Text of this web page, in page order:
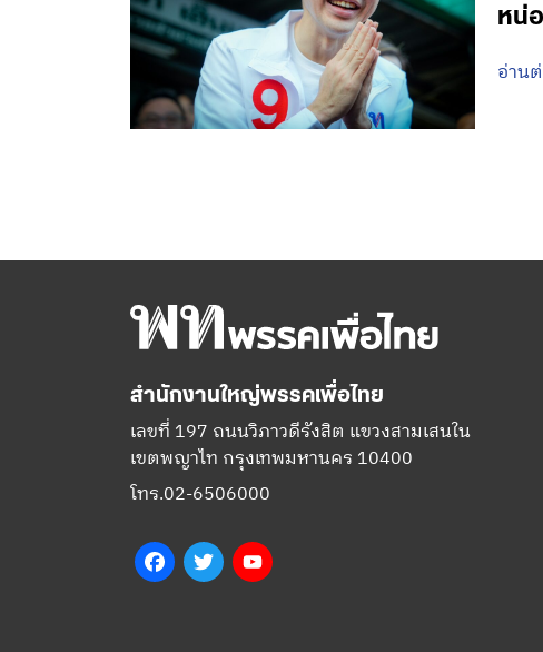
หน่
อ่าน
สำนักงานใหญ่พรรคเพื่อไทย
เลขที่ 197 ถนนวิภาวดีรังสิต แขวงสามเสนใน
เขตพญาไท กรุงเทพมหานคร 10400
โทร.02-6506000
FacebookTwitter